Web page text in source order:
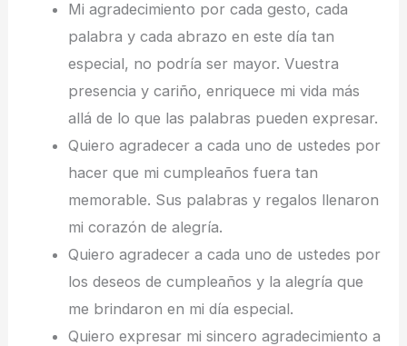
Mi agradecimiento por cada gesto, cada
palabra y cada abrazo en este día tan
especial, no podría ser mayor. Vuestra
presencia y cariño, enriquece mi vida más
allá de lo que las palabras pueden expresar.
Quiero agradecer a cada uno de ustedes por
hacer que mi cumpleaños fuera tan
memorable. Sus palabras y regalos llenaron
mi corazón de alegría.
Quiero agradecer a cada uno de ustedes por
los deseos de cumpleaños y la alegría que
me brindaron en mi día especial.
Quiero expresar mi sincero agradecimiento a